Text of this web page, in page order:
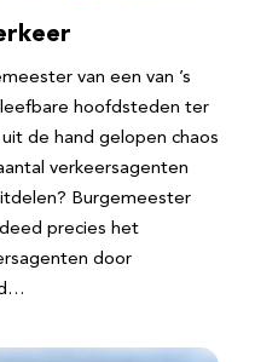
van een van ’s
hoofdsteden ter
de hand gelopen chaos
verkeersagenten
Burgemeester
precies het
door